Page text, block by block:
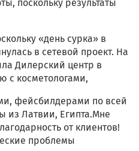
поскольку результаты
«день сурка» в
в сетевой проект. На
Дилерский центр в
с косметологами,
фейсбилдерами по всей
из Латвии, Египта.Мне
от клиентов!
проблемы